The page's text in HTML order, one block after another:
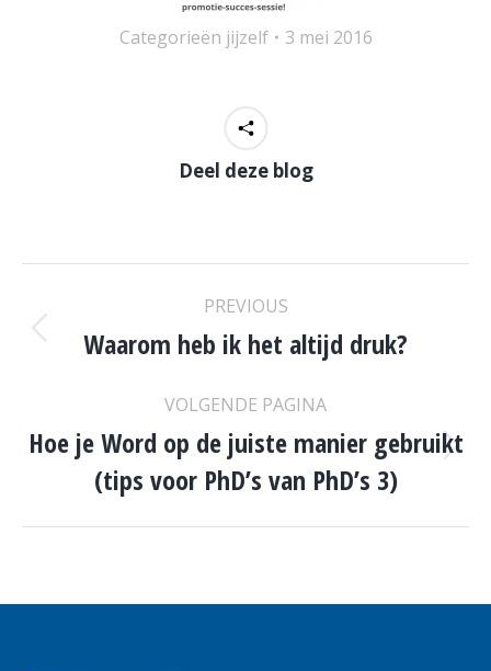
Categorieën jijzelf 3 mei 2016
Deel deze blog
POST
NAVIGATION
PREVIOUS
Previous
Waarom heb ik het altijd druk?
VOLGENDE PAGINA
Volgende
pagina
Hoe je Word op de juiste manier gebruikt
(tips voor PhD’s van PhD’s 3)